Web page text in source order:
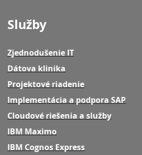
Služby
Zjednodušenie IT
Dátova klinika
Projektové riadenie
Implementácia a podpora SAP
Cloudové riešenia a služby
IBM Maximo
IBM Cognos Express